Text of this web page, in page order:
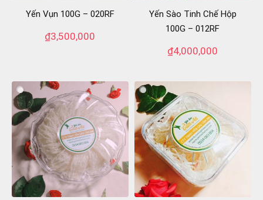
Yến Vụn 100G – 020RF
₫3,500,000
Yến Sào Tinh Chế Hộp
100G – 012RF
₫4,000,000